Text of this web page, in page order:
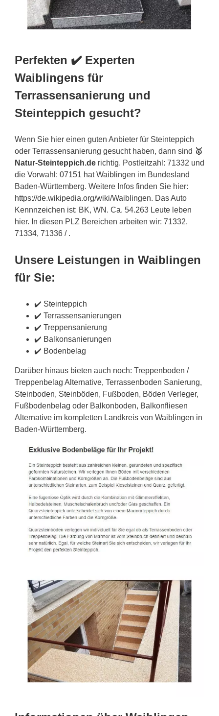
Perfekten ✔️ Experten
Waiblingens für
Terrassensanierung und
Steinteppich gesucht?
Wenn Sie hier einen guten Anbieter für Steinteppich
oder Terrassensanierung gesucht haben, dann sind 🥇
Natur-Steinteppich.de richtig. Postleitzahl: 71332 und
die Vorwahl: 07151 hat Waiblingen im Bundesland
Baden-Württemberg. Weitere Infos finden Sie hier:
https://de.wikipedia.org/wiki/Waiblingen. Das Auto
Kennnzeichen ist: BK, WN. Ca. 54.263 Leute leben
hier. In diesen PLZ Bereichen arbeiten wir: 71332,
71334, 71336 / .
Unsere Leistungen in Waiblingen
für Sie:
✔️ Steinteppich
✔️ Terrassensanierungen
✔️ Treppensanierung
✔️ Balkonsanierungen
✔️ Bodenbelag
Darüber hinaus bieten auch noch: Treppenboden /
Treppenbelag Alternative, Terrassenboden Sanierung,
Steinboden, Steinböden, Fußboden, Böden Verleger,
Fußbodenbelag oder Balkonboden, Balkonfliesen
Alternative im kompletten Landkreis von Waiblingen in
Baden-Württemberg.